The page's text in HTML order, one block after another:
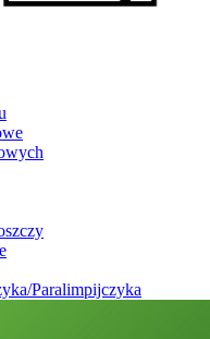
Paralimpijczyka